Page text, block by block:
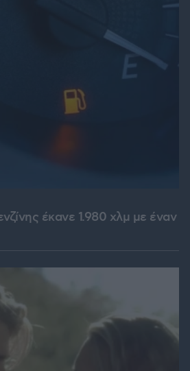
έκανε 1.980 χλμ με έναν